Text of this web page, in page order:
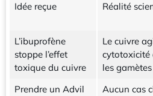
Idée reçue Réalité
L’ibuprofène
stoppe l’effet
toxique du cuivre
Le cuivre
cytotoxicité
les gamètes
Prendre un Advil
Aucun cas